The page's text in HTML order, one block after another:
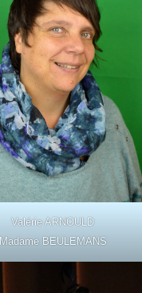
Valérie ARNOULD
Madame BEULEMANS